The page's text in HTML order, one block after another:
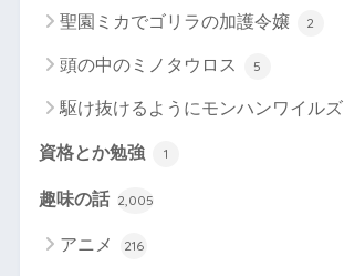
聖園ミカでゴリラの加護令嬢 2
頭の中のミノタウロス 5
駆け抜けるようにモンハンワイルズ
資格とか勉強 1
趣味の話 2,005
アニメ 216